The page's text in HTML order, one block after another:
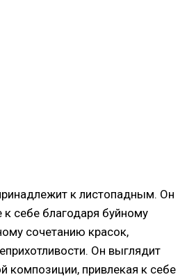
к листопадным. Он
себе благодаря буйному
сочетанию красок,
Он выглядит
привлекая к себе